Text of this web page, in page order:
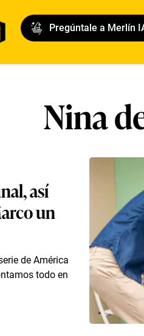
Pregúntale a Merlín
Nina
así
un
de América
todo en